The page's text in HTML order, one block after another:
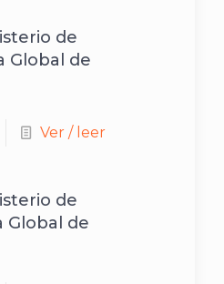
de
Global de
Ver / leer
de
Global de